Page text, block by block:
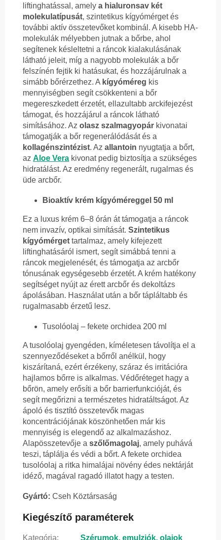
liftinghatással, amely a hialuronsav két
molekulatípusát, szintetikus kígyómérget és
további aktív összetevőket kombinál. A kisebb HA-
molekulák mélyebben jutnak a bőrbe, ahol
segítenek késleltetni a ráncok kialakulásának
látható jeleit, míg a nagyobb molekulák a bőr
felszínén fejtik ki hatásukat, és hozzájárulnak a
simább bőrérzethez. A kígyóméreg kis
mennyiségben segít csökkenteni a bőr
megereszkedett érzetét, ellazultabb arckifejezést
támogat, és hozzájárul a ráncok látható
simításához. Az olasz szalmagyopár kivonatai
támogatják a bőr regenerálódását és a
kollagénszintézist. Az allantoin nyugtatja a bőrt,
az Aloe Vera kivonat pedig biztosítja a szükséges
hidratálást. Az eredmény regenerált, rugalmas és
üde arcbőr.
Bioaktív krém kígyóméreggel 50 ml
Ez a luxus krém 6–8 órán át támogatja a ráncok
nem invazív, optikai simítását. Szintetikus
kígyómérget tartalmaz, amely kifejezett
liftinghatásáról ismert, segít simábbá tenni a
ráncok megjelenését, és támogatja az arcbőr
tónusának egységesebb érzetét. A krém hatékony
segítséget nyújt az érett arcbőr és dekoltázs
ápolásában. Használat után a bőr tápláltabb és
rugalmasabb érzetű lesz.
Tusolóolaj – fekete orchidea 200 ml
A tusolóolaj gyengéden, kíméletesen távolítja el a
szennyeződéseket a bőrről anélkül, hogy
kiszárítaná, ezért érzékeny, száraz és irritációra
hajlamos bőrre is alkalmas. Védőréteget hagy a
bőrön, amely erősíti a bőr barrierfunkcióját, és
segít megőrizni a természetes hidratáltságot. Az
ápoló és tisztító összetevők magas
koncentrációjának köszönhetően már kis
mennyiség is elegendő az alkalmazáshoz.
Alapösszetevője a szőlőmagolaj, amely puhává
teszi, táplálja és védi a bőrt. A fekete orchidea
tusolóolaj a ritka himalájai növény édes nektárját
idéző, magával ragadó illatot hagy a testen.
Gyártó: Cseh Köztársaság
Kiegészítő paraméterek
Kategória:
Szérumok, emulziók, olajok